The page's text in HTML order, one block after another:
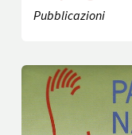
Pubblicazioni